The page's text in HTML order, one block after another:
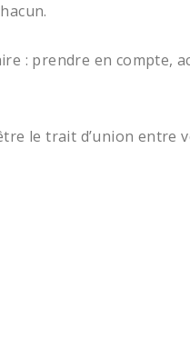
: prendre en compte,
le trait d’union entre